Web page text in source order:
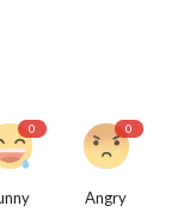
0 0
Angry